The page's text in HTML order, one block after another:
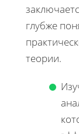
глубже
теории.